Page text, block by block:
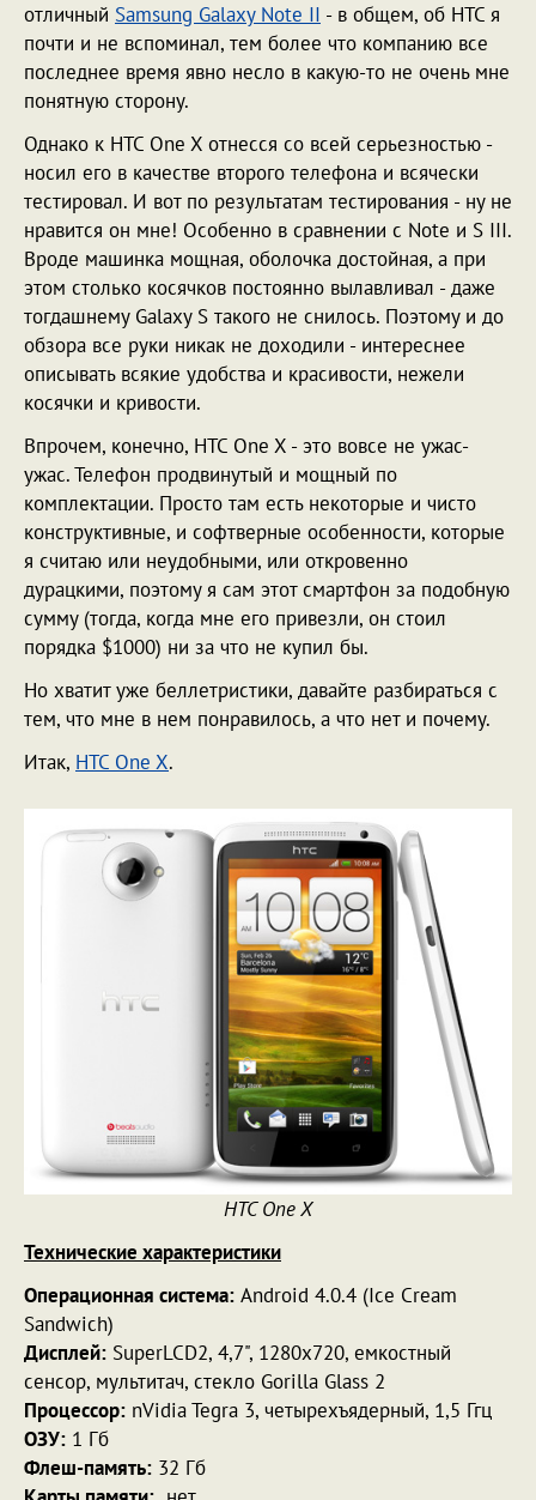
отличный Samsung Galaxy Note II - в общем, об HTC я
почти и не вспоминал, тем более что компанию все
последнее время явно несло в какую-то не очень мне
понятную сторону.
Однако к HTC One X отнесся со всей серьезностью -
носил его в качестве второго телефона и всячески
тестировал. И вот по результатам тестирования - ну не
нравится он мне! Особенно в сравнении с Note и S III.
Вроде машинка мощная, оболочка достойная, а при
этом столько косячков постоянно вылавливал - даже
тогдашнему Galaxy S такого не снилось. Поэтому и до
обзора все руки никак не доходили - интереснее
описывать всякие удобства и красивости, нежели
косячки и кривости.
Впрочем, конечно, HTC One X - это вовсе не ужас-
ужас. Телефон продвинутый и мощный по
комплектации. Просто там есть некоторые и чисто
конструктивные, и софтверные особенности, которые
я считаю или неудобными, или откровенно
дурацкими, поэтому я сам этот смартфон за подобную
сумму (тогда, когда мне его привезли, он стоил
порядка $1000) ни за что не купил бы.
Но хватит уже беллетристики, давайте разбираться с
тем, что мне в нем понравилось, а что нет и почему.
Итак, HTC One X.
HTC One X
Технические характеристики
Операционная система: Android 4.0.4 (Ice Cream
Sandwich)
Дисплей: SuperLCD2, 4,7", 1280х720, емкостный
сенсор, мультитач, стекло Gorilla Glass 2
Процессор: nVidia Tegra 3, четырехъядерный, 1,5 Ггц
ОЗУ: 1 Гб
Флеш-память: 32 Гб